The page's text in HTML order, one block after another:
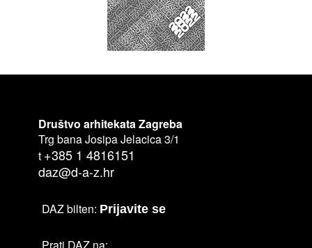
Društvo arhitekata Zagreba
Trg bana Josipa Jelacica 3/1
t +385 1 4816151
daz@d-a-z.hr
DAZ bilten: Prijavite se